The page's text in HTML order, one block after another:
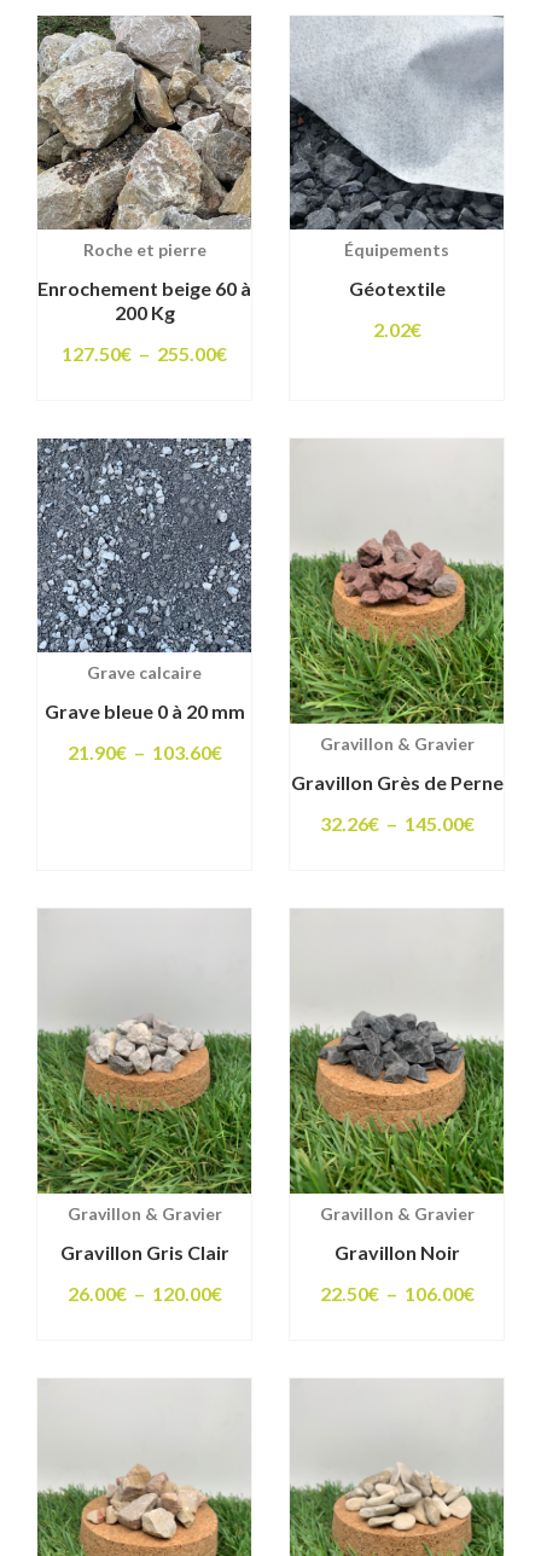
40.25€
à
177.00€
à
Roche et pierre
Enrochement beige 60 à
200 Kg
127.50€ – 255.00€Plage
127.50€
à
255.00€
Équipements
Géotextile
2.02€
Grave calcaire
Grave bleue 0 à 20 mm
21.90€ – 103.60€Plage
103.60€
Gravillon & Gravier
Gravillon Grès de Perne
32.26€ – 145.00€Plage
Gravillon & Gravier
Gravillon Gris Clair
26.00€ – 120.00€Plage
Gravillon & Gravier
Gravillon Noir
22.50€ – 106.00€Plage